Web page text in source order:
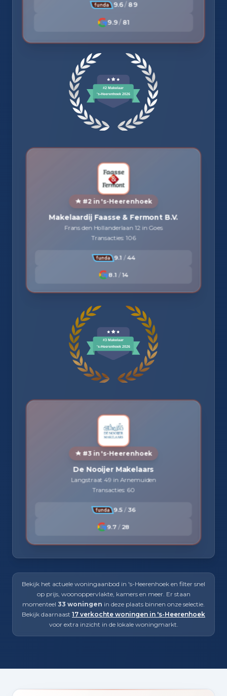
9.6 / 89
9.9 / 81
#2 in 's-Heerenhoek
Makelaardij Faasse & Fermont B.V.
Frans den Hollanderlaan 12 in Goes
Transacties: 106
9.1 / 44
8.1 / 14
#3 in 's-Heerenhoek
De Nooijer Makelaars
Langstraat 49 in Arnemuiden
Transacties: 60
9.5 / 36
9.7 / 28
Bekijk het actuele woningaanbod in 's-Heerenhoek en filter snel
op prijs, woonoppervlakte, kamers en meer. Er staan
momenteel 33 woningen in deze plaats binnen onze selectie.
Bekijk daarnaast 17 verkochte woningen in 's-Heerenhoek
voor extra inzicht in de lokale woningmarkt.